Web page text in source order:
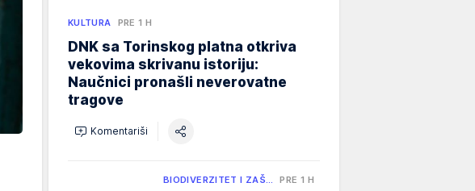
KULTURA PRE 1 H
DNK sa Torinskog platna otkriva
vekovima skrivanu istoriju:
Naučnici pronašli neverovatne
tragove
Komentariši
BIODIVERZITET I ZAŠ… PRE 1 H